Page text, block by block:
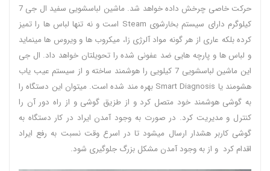
حرکت خاصی چرخش داده خواهد شد. ماشین لباسشویی سفید ال جی 7
کیلوگرم دارای سیستم بخارشوی Steam است و نه تنها لباس ها را تمیز
کرده بلکه عاری از هر گونه مواد آلرژی زا، میکروب ها و ویروس ها مینماید
و لباس ها و پارچه هایی ضد عفونی شده را تحویلتان خواهد داد. ال جی
این ماشین لباسشویی 7 کیلویی را هوشمند ساخته و از سیستم عیب یاب
هشومند یا Smart Diagnosis بهره مند شده است. میتوان این دستگاه را
به گوشی هوشمند خود متصل کرد و از طزیق گوشی و از راه دور آن را
کنترل و مدیریت کرد. در صورت به وجود آمدن ایراد در کار دستگاه به
گوشی کاربر هشدار ارسال میشود تا در اسرع وقت نسبت به رفع ایراد
اقدام کرد و از به وجود آمدن مشکل بزرگ جلوگیری شود.